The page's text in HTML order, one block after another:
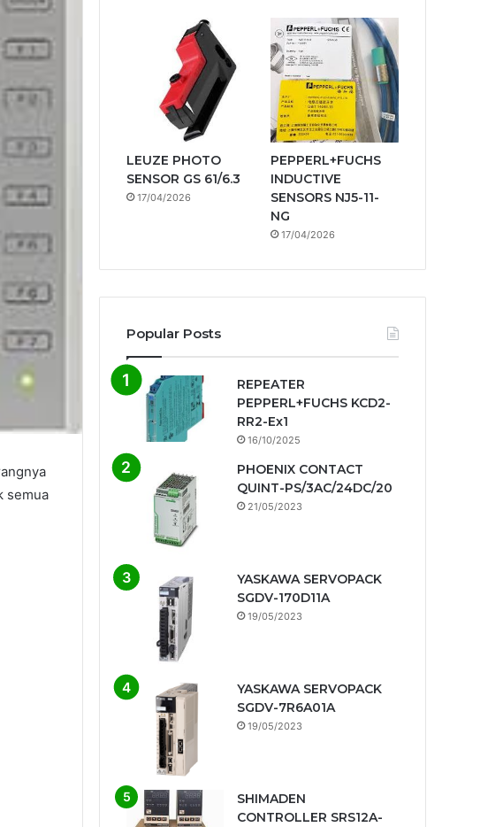
semua
LEUZE PHOTO
SENSOR GS 61/6.3
17/04/2026
PEPPERL+FUCHS
INDUCTIVE
SENSORS NJ5-11-
NG
17/04/2026
Popular Posts
REPEATER
PEPPERL+FUCHS KCD2-
RR2-Ex1
16/10/2025
PHOENIX CONTACT
QUINT-PS/3AC/24DC/20
21/05/2023
YASKAWA SERVOPACK
SGDV-170D11A
19/05/2023
YASKAWA SERVOPACK
SGDV-7R6A01A
19/05/2023
SHIMADEN
CONTROLLER SRS12A-